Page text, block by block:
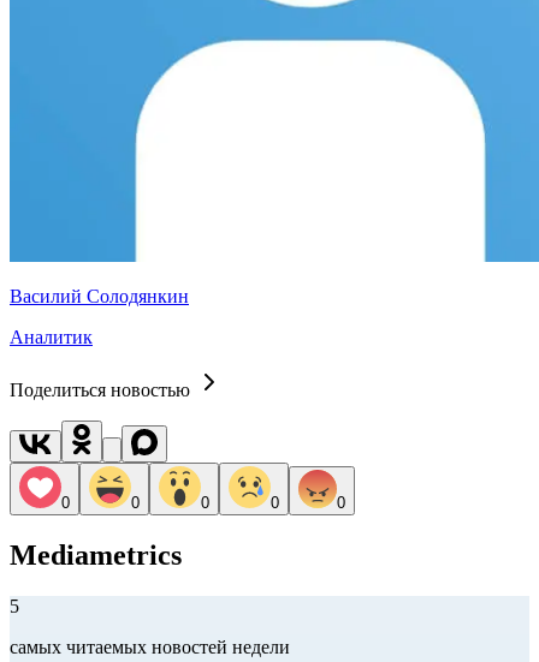
Василий Солодянкин
Аналитик
Поделиться новостью
0 0 0 0 0
Mediametrics
5
самых читаемых новостей недели